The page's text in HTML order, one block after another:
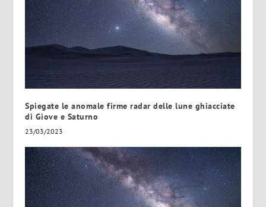
Spiegate le anomale firme radar delle lune ghiacciate
di Giove e Saturno
23/03/2023